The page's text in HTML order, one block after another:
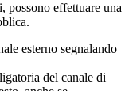
possono effettuare una
esterno segnalando
del canale di